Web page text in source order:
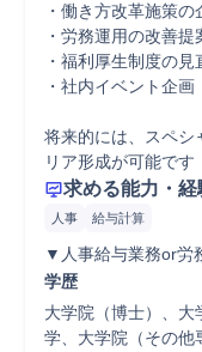
・働き方改革施策の
・労務運用の改善提
・福利厚生制度の見
・社内イベント企画
将来的には、スペシ
求める能力・経
人事 給与計算
学歴
大学院（博士）、
学、大学院（その他